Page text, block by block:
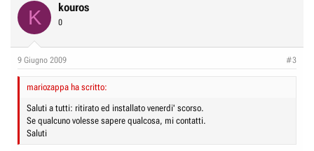
K kouros
0
9 Giugno 2009 #3
mariozappa ha scritto:
Saluti a tutti: ritirato ed installato venerdi' scorso.
Se qualcuno volesse sapere qualcosa, mi contatti.
Saluti